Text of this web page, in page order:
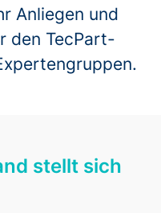
Anliegen und
den TecPart-
stellt sich